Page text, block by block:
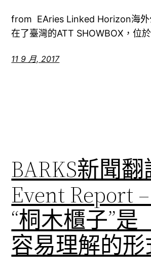
from EAries Linked Horizon海外
在了臺灣的ATT SHOWBOX，位
11 9 月, 2017
BARKS新聞翻
Event Report
“桐木櫃子”是
容易理解的形